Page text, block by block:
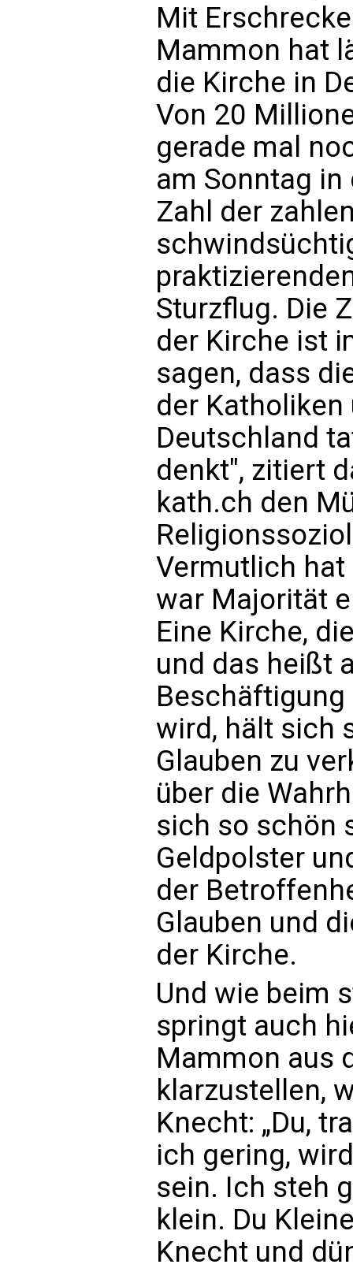
Mit
Mammon hat
die Kirche in
Von 20
gerade mal
am Sonntag
Zahl der
Sturzflug. Die
der Kirche ist
sagen, dass
der
Deutschland
denkt", zitiert
kath.ch den
Vermutlich
war Majorität
Eine Kirche,
und das heißt
wird, hält sich
Glauben zu
über die
sich so schön
Geldpolster
der
Glauben und
der Kirche.
Und wie beim
springt auch
Mammon aus
klarzustellen,
Knecht: „Du,
ich gering,
sein. Ich steh
klein. Du
Knecht und